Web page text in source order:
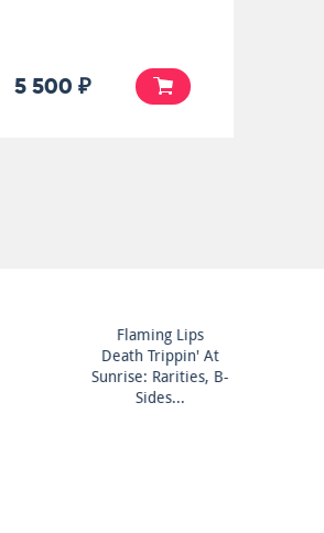
5 500 ₽